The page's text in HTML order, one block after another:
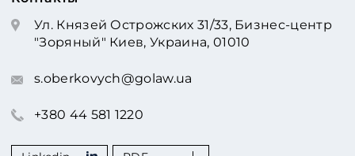
Ул. Князей Острожских 31/33, Бизнес-центр
"Зоряный" Киев, Украина, 01010
s.oberkovych@golaw.ua
+380 44 581 1220